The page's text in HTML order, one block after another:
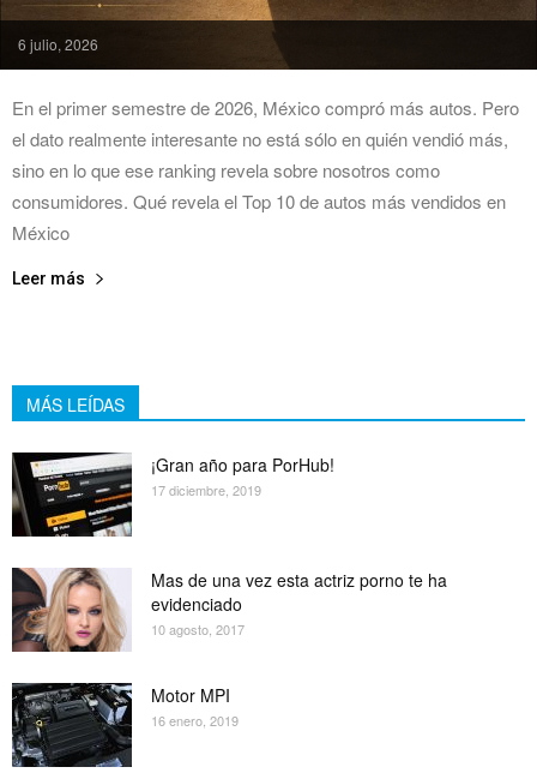
6 julio, 2026
En el primer semestre de 2026, México compró más autos. Pero
el dato realmente interesante no está sólo en quién vendió más,
sino en lo que ese ranking revela sobre nosotros como
consumidores. Qué revela el Top 10 de autos más vendidos en
México
Leer más
MÁS LEÍDAS
¡Gran año para PorHub!
17 diciembre, 2019
Mas de una vez esta actriz porno te ha
evidenciado
10 agosto, 2017
Motor MPI
16 enero, 2019